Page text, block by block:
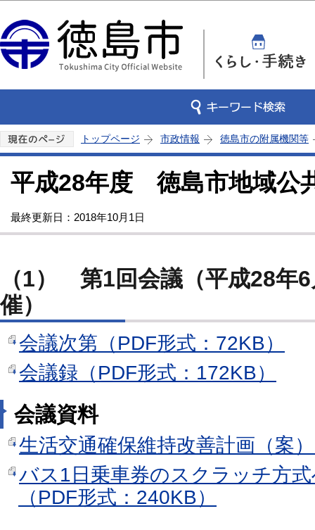
トップページ 市政情報 徳島市の附属機関等
平成28年度 徳島市地域公
最終更新日：2018年10月1日
（1） 第1回会議（平成28年
催）
会議次第（PDF形式：72KB）
会議録（PDF形式：172KB）
会議資料
生活交通確保維持改善計画（案
バス1日乗車券のスクラッチ方
（PDF形式：240KB）